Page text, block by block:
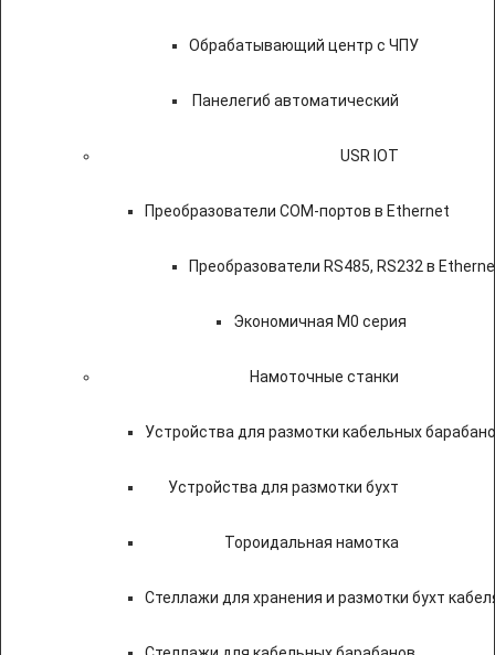
Обрабатывающий центр с ЧПУ
Панелегиб автоматический
USR IOT
Преобразователи COM-портов в Ethernet
Преобразователи RS485, RS232 в
Экономичная M0 серия
Намоточные станки
Устройства для размотки кабельных
Устройства для размотки бухт
Тороидальная намотка
Стеллажи для хранения и размотки бухт